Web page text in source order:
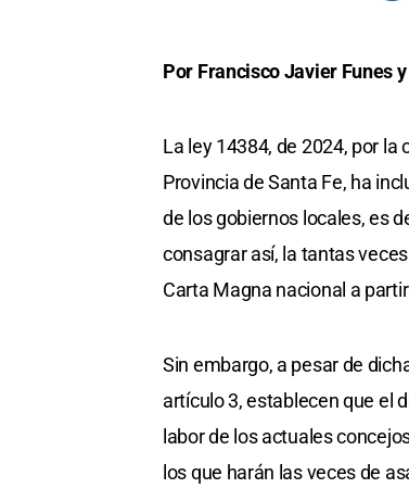
Por Francisco Javier Funes
La ley 14384, de 2024, por la
Provincia de Santa Fe, ha
de los gobiernos locales, es
consagrar así, la tantas
Carta Magna nacional a
Sin embargo, a pesar de
artículo 3, establecen que el
labor de los actuales
los que harán las veces de